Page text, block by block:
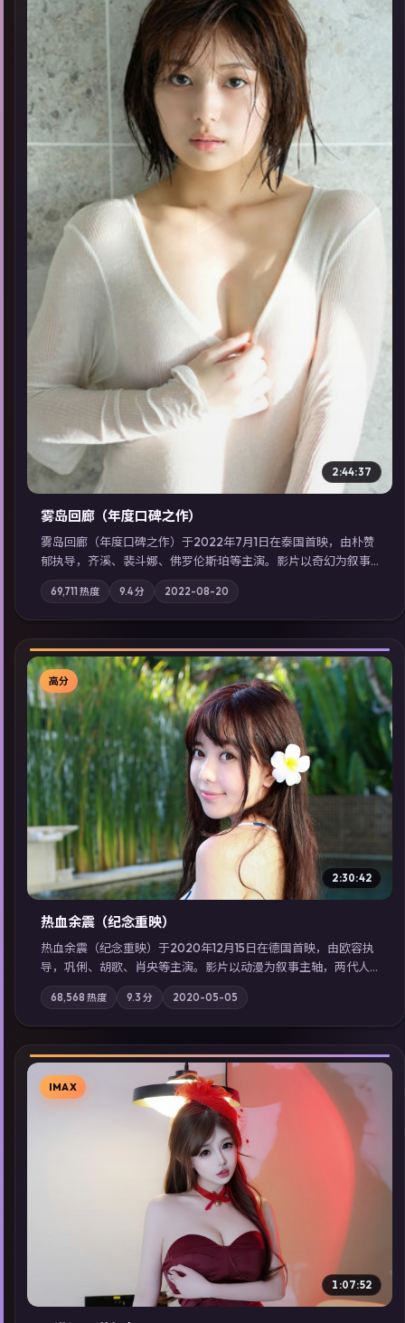
▶
2:44:37
雾岛回廊（年度口碑之作）
雾岛回廊（年度口碑之作）于2022年7月1日在泰国首映，由朴赞
郁执导，齐溪、裴斗娜、佛罗伦斯·珀等主演。影片以奇幻为叙事
主轴，边境小镇的平静被一封匿名信彻底打破；摄影与配乐强化
地域气质；站内亦可通过「国产免费观看高清电视剧在线看」延
展检索同类型高分佳作，畅享高清在线追剧体验。
69,711 热度 9.4分 2022-08-20
▶
高分
2:30:42
热血余震（纪念重映）
热血余震（纪念重映）于2020年12月15日在德国首映，由欧容执
导，巩俐、胡歌、肖央等主演。影片以动漫为叙事主轴，两代人
的执念在暴风雨夜正面相撞；摄影与配乐强化地域气质；站内亦
可通过「国产免费观看高清电视剧在线看」延展检索同类型高分
佳作，畅享高清在线追剧体验。
68,568 热度 9.3 分 2020-05-05
▶
IMAX
1:07:52